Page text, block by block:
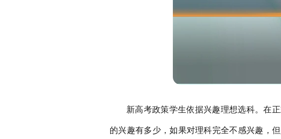
新高考政策学生依据兴趣理想选科。在
的兴趣有多少，如果对理科完全不感兴趣，